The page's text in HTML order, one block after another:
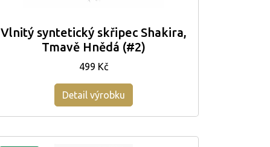
Vlnitý syntetický skřipec Shakira,
Tmavě Hnědá (#2)
499 Kč
Detail výrobku